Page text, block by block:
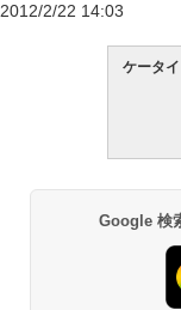
2012/2/22 14:03
ケータ
Google 検